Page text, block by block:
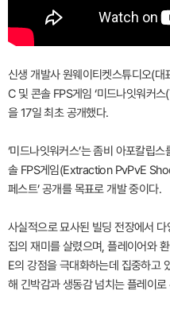
신생 개발사 원웨이티켓스튜디오(
C 및 콘솔 FPS게임 ‘미드나잇워커
을 17일 최초 공개했다.
‘미드나잇워커스’는 좀비 아포칼립
솔 FPS게임(Extraction PvPvE
페스트’ 공개를 목표로 개발 중이다.
사실적으로 묘사된 빌딩 전장에서
집의 재미를 살렸으며, 플레이어와
E의 강점을 극대화하는데 집중하고
해 긴박감과 생동감 넘치는 플레이